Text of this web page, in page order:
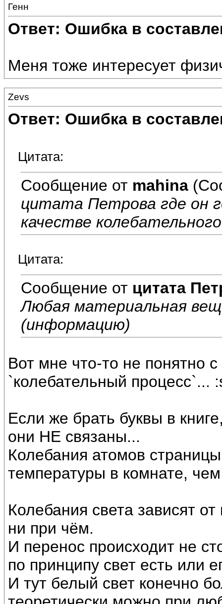
Генн
Ответ: Ошибка в
Меня тоже интересует
Zevs
Ответ: Ошибка в
Цитата:
Сообщение от mahina
цитата Петрова где он
качестве
Цитата:
Сообщение от цитата
Любая материальная
(информацию)
Вот мне что-то не понятно
`колебательный процесс`...
Если же брать буквы в
они НЕ связаны...
Колебания атомов
температуры в комнате,
Колебания света зависят
ни при чём.
И перенос происходит не
по принципу свет есть или
И тут белый свет конечно